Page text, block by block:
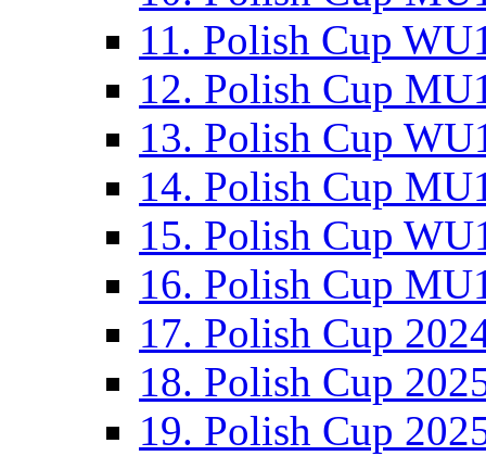
11. Polish Cup
12. Polish Cup
13. Polish Cup
14. Polish Cup
15. Polish Cup
16. Polish Cup
17. Polish Cup
18. Polish Cup
19. Polish Cup